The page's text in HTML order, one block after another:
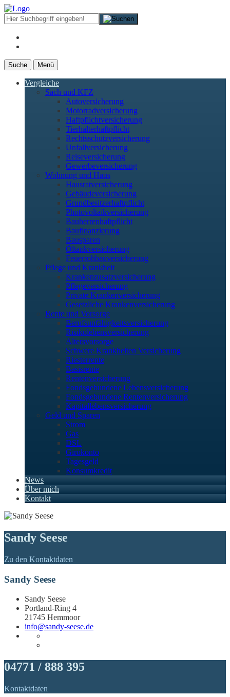
Suche Menü
Vergleiche
Sach und KFZ
Autoversicherung
Motorradversicherung
Haftpflichtversicherung
Tierhalterhaftpflicht
Rechtsschutzversicherung
Unfallversicherung
Reiseversicherung
Gewerbeversicherung
Wohnung und Haus
Hausratversicherung
Gebäudeversicherung
Grundbesitzerhaftpflicht
Photovoltaikversicherung
Bauherrenhaftpflicht
Baufinanzierung
Bausparen
Öltankversicherung
Feuerrohbauversicherung
Pflege und Krankheit
Krankenzusatzversicherung
Pflegeversicherung
Private Krankenversicherung
Gesetzliche Krankenversicherung
Rente und Vorsorge
Berufs­unfähigkeitsversicherung
Risikolebensversicherung
Altersvorsorge
Schwere Krankheiten Versicherung
Riesterrente
Basisrente
Rentenversicherung
Fondsgebundene Lebensversicherung
Fondsgebundene Rentenversicherung
Kapitallebensversicherung
Geld und Sparen
Strom
Gas
DSL
Girokonto
Tagesgeld
Konsumkredit
News
Über mich
Kontakt
Sandy Seese
Zu den Kontaktdaten
Sandy Seese
Sandy Seese
Portland-Ring 4
21745 Hemmoor
info@sandy-seese.de
04771 / 888 395
Kontaktdaten